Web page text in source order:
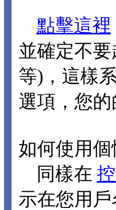
點擊這裡
並確定不
等)，這樣
選項，您
如何使用個
同樣在
示在您用